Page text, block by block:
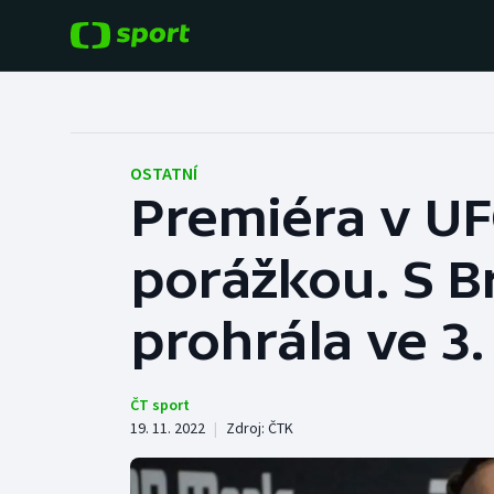
Hokej
Tenis
Cyklistika
Baseball a softbal
Basketbal
Biatlon
OSTATNÍ
Premiéra v
porážkou. S
prohrála ve
ČT sport
19. 11. 2022 | Zdroj: ČTK